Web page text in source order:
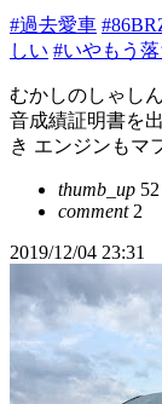
#過去愛車
しい #いやもう
むかしのしゃし
音成績証明書を
き エンジンもマ
thumb_up 52
comment2
2019/12/04 23:31